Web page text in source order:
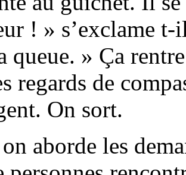
! » s’exclame t-
queue. » Ça
regards de
On sort.
aborde les